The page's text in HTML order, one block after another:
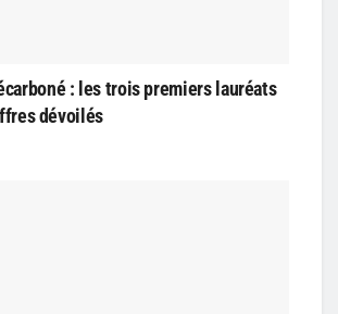
: les trois premiers lauréats
dévoilés